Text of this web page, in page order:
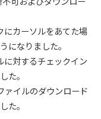
にカーソルをあてた場
になりました。
に対するチェックイン
た。
イルのダウンロード
た。